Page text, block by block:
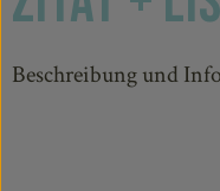
Beschreibung und